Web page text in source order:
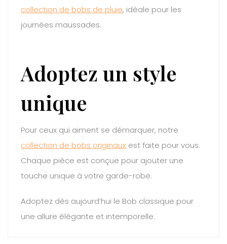
collection de bobs de pluie, idéale pour les
journées maussades.
Adoptez un style
unique
Pour ceux qui aiment se démarquer, notre
collection de bobs originaux est faite pour vous.
Chaque pièce est conçue pour ajouter une
touche unique à votre garde-robe.
Adoptez dès aujourd’hui le Bob classique pour
une allure élégante et intemporelle.